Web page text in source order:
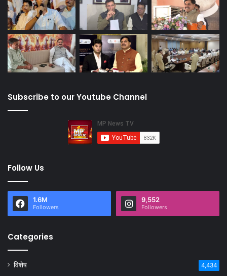
Subscribe to our Youtube Channel
Follow Us
1.6M
Followers
9,552
Followers
Categories
विशेष 4,434